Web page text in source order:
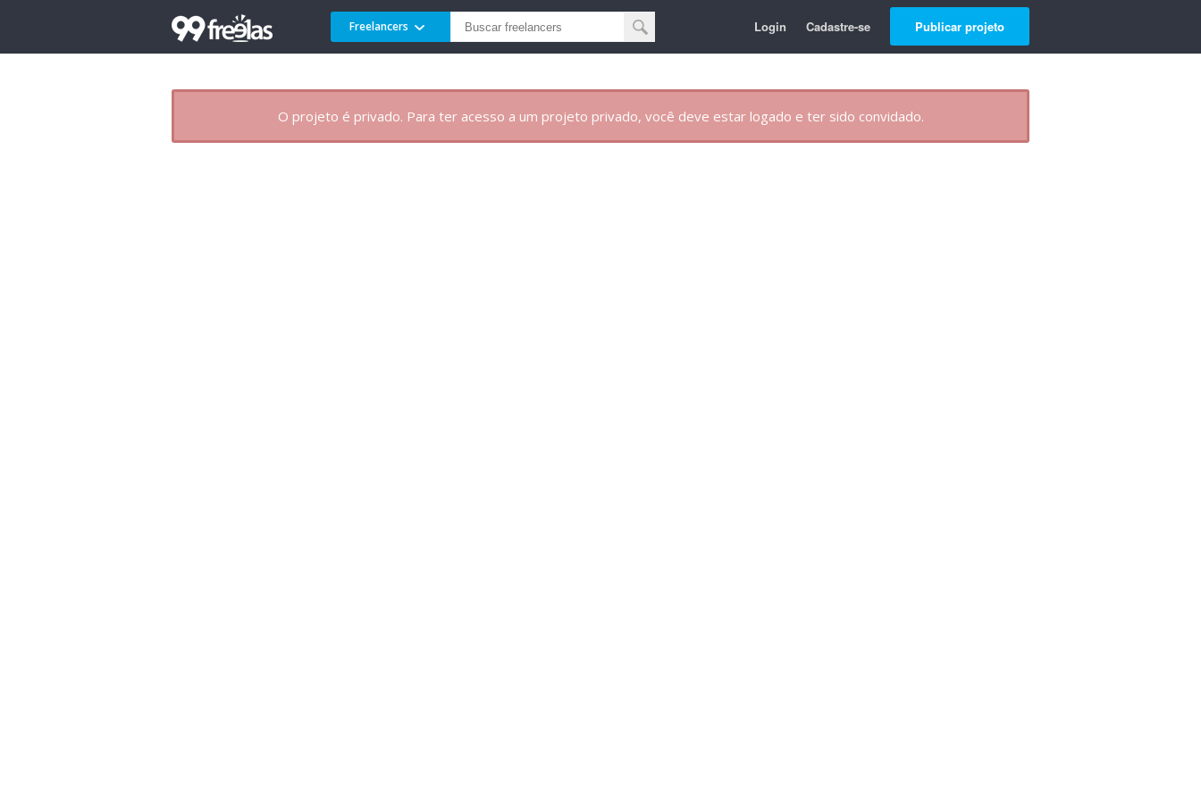
Freelancers Login Cadastre-se Publicar projeto
O projeto é privado. Para ter acesso a um projeto privado, você deve estar logado e ter sido convidado.